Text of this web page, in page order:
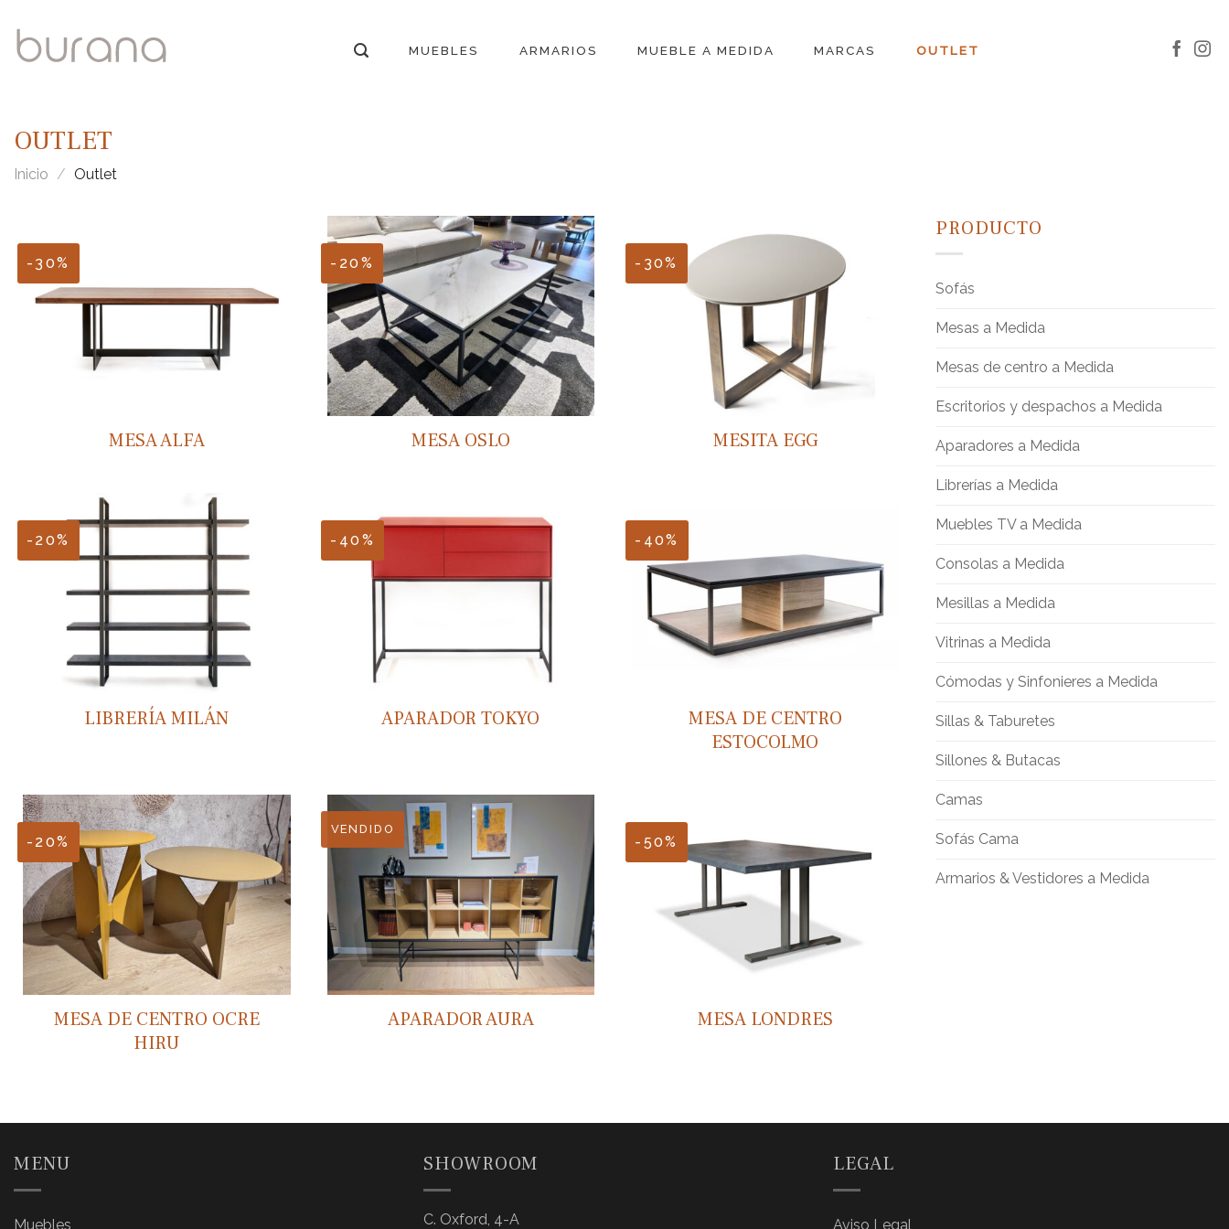
content
MUEBLES ARMARIOS MUEBLE A MEDIDA MARCAS OUTLET
OUTLET
Inicio / Outlet
-30%
MESA ALFA
-20%
MESA OSLO
-30%
MESITA EGG
-20%
LIBRERÍA MILÁN
-40%
APARADOR TOKYO
-40%
MESA DE CENTRO
ESTOCOLMO
-20%
MESA DE CENTRO OCRE
HIRU
VENDIDO
APARADOR AURA
-50%
MESA LONDRES
PRODUCTO
Sofás
Mesas a Medida
Mesas de centro a Medida
Escritorios y despachos a Medida
Aparadores a Medida
Librerías a Medida
Muebles TV a Medida
Consolas a Medida
Mesillas a Medida
Vitrinas a Medida
Cómodas y Sinfonieres a Medida
Sillas & Taburetes
Sillones & Butacas
Camas
Sofás Cama
Armarios & Vestidores a Medida
MENU
Muebles
SHOWROOM
C. Oxford, 4-A
LEGAL
Aviso Legal